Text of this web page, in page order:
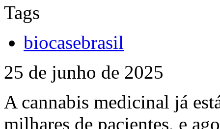
Tags
biocasebrasil
25 de junho de 2025
A cannabis medicinal já
milhares de pacientes, e